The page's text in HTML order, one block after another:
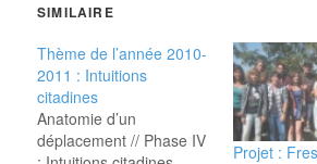
SIMILAIRE
Thème de l’année 2010-
2011 : Intuitions
citadines
Anatomie d’un
déplacement // Phase IV
Projet :